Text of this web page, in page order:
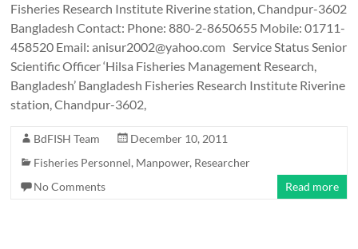
Fisheries Research Institute Riverine station, Chandpur-3602
Bangladesh Contact: Phone: 880-2-8650655 Mobile: 01711-
458520 Email: anisur2002@yahoo.com Service Status Senior
Scientific Officer ‘Hilsa Fisheries Management Research,
Bangladesh’ Bangladesh Fisheries Research Institute Riverine
station, Chandpur-3602,
BdFISH Team
December 10, 2011
Fisheries Personnel, Manpower, Researcher
No Comments
Read more